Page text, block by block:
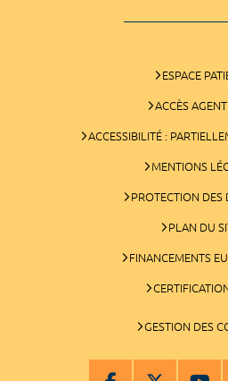
ESPACE
ACCÈS
ACCESSIBILITÉ :
MENTIONS
PROTECTION DES
PLAN DU
FINANCEMENTS
GESTION DES